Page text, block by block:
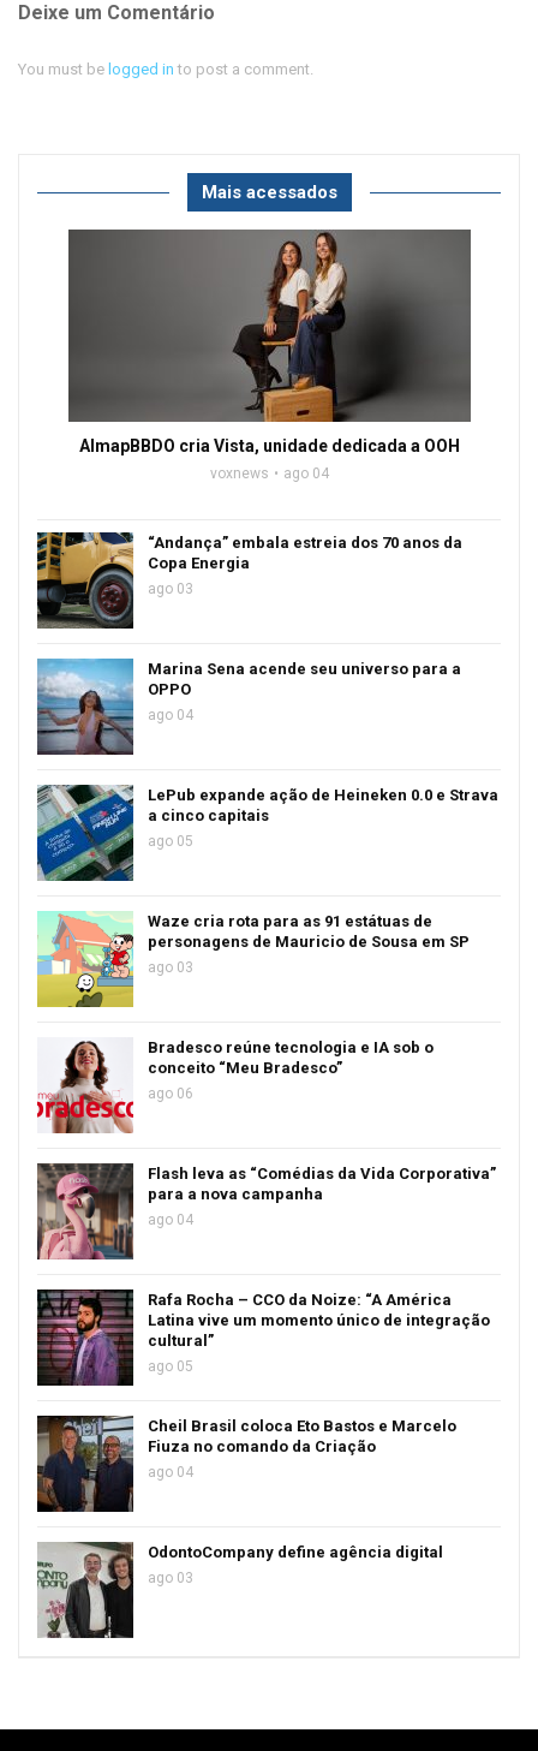
Deixe um Comentário
You must be logged in to post a comment.
Mais acessados
AlmapBBDO cria Vista, unidade dedicada a OOH
voxnews ago 04
“Andança” embala estreia dos 70 anos da
Copa Energia
ago 03
Marina Sena acende seu universo para a
OPPO
ago 04
LePub expande ação de Heineken 0.0 e Strava
a cinco capitais
ago 05
Waze cria rota para as 91 estátuas de
personagens de Mauricio de Sousa em SP
ago 03
Bradesco reúne tecnologia e IA sob o
conceito “Meu Bradesco”
ago 06
Flash leva as “Comédias da Vida Corporativa”
para a nova campanha
ago 04
Rafa Rocha – CCO da Noize: “A América
Latina vive um momento único de integração
cultural”
ago 05
Cheil Brasil coloca Eto Bastos e Marcelo
Fiuza no comando da Criação
ago 04
OdontoCompany define agência digital
ago 03